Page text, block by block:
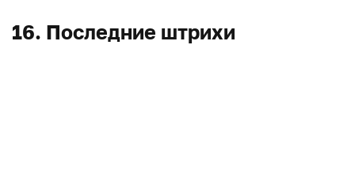
16. Последние штрихи